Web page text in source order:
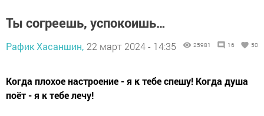
Ты согреешь, успокоишь…
Рафик Хасаншин, 22 март 2024 - 14:35 25981 16 50
Когда плохое настроение - я к тебе спешу! Когда душа
поёт - я к тебе лечу!